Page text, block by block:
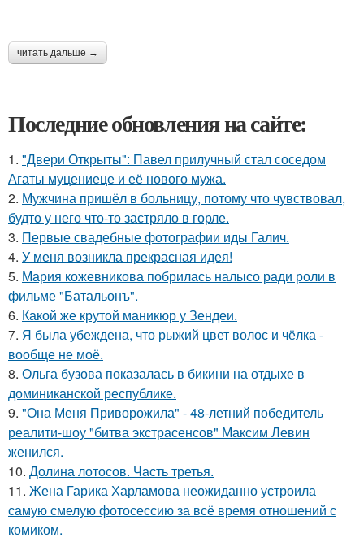
читать дальше →
Последние обновления на сайте:
1. "Двери Открыты": Павел прилучный стал соседом
Агаты муцениеце и её нового мужа.
2. Мужчина пришёл в больницу, потому что чувствовал,
будто у него что-то застряло в горле.
3. Первые свадебные фотографии иды Галич.
4. У меня возникла прекрасная идея!
5. Мария кожевникова побрилась налысо ради роли в
фильме "Батальонъ".
6. Какой же крутой маникюр у Зендеи.
7. Я была убеждена, что рыжий цвет волос и чёлка -
вообще не моё.
8. Ольга бузова показалась в бикини на отдыхе в
доминиканской республике.
9. "Она Меня Приворожила" - 48-летний победитель
реалити-шоу "битва экстрасенсов" Максим Левин
женился.
10. Долина лотосов. Часть третья.
11. Жена Гарика Харламова неожиданно устроила
самую смелую фотосессию за всё время отношений с
комиком.